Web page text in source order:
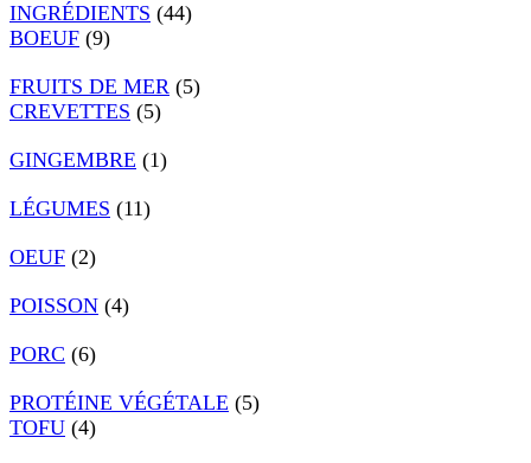
INGRÉDIENTS (44)
BOEUF (9)
FRUITS DE MER (5)
CREVETTES (5)
GINGEMBRE (1)
LÉGUMES (11)
OEUF (2)
POISSON (4)
PORC (6)
PROTÉINE VÉGÉTALE (5)
TOFU (4)